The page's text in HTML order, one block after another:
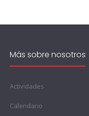
Más sobre nosotros
Actividades
Calendario